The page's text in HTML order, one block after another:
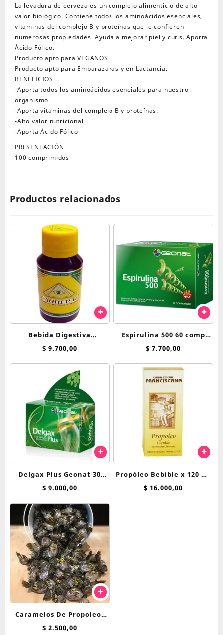
La levadura de cerveza es un complejo alimenticio de alto
valor biológico. Contiene todos los aminoácidos esenciales,
vitaminas del complejo B y proteínas que le confieren
numerosas propiedades. Ayuda a mejorar piel y cutis. Aporta
Ácido Fólico.
Producto apto para VEGANOS.
Producto apto para Embarazaras y en Lactancia.
BENEFICIOS
-Aporta todos los aminoácidos esenciales para nuestro
organismo.
-Aporta vitaminas del complejo B y proteínas.
-Alto valor nutricional
-Aporta Ácido Fólico
PRESENTACIÓN
100 comprimidos
Productos relacionados
Bebida Digestiva
Calihepat x 70 ml
$ 9.700,00
Espirulina 500 60 comp
Geonat Provefarma
$ 7.700,00
Delgax Plus Geonat 30
Comp
$ 9.000,00
Propóleo Bebible x 120 ml
Franciscanos
$ 16.000,00
Caramelos De Propoleo,
Miel y Eucaliptus Masui x
$ 2.500,00